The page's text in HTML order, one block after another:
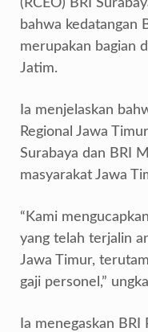
(RCEO) BRI
bahwa kedatangan
merupakan bagian
Jatim.
Ia menjelaskan
Regional Jawa
Surabaya dan BRI
masyarakat Jawa
“Kami
yang telah terjalin
Jawa Timur,
gaji personel,”
Ia menegaskan BRI